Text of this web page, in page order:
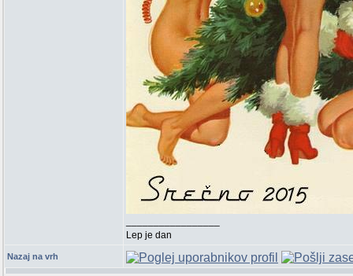
Lep je dan
Nazaj na vrh